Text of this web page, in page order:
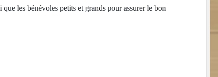
les bénévoles petits et grands pour assurer le bon